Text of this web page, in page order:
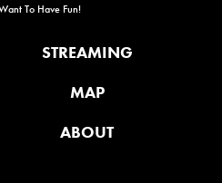
To Have Fun!
STREAMING
MAP
ABOUT